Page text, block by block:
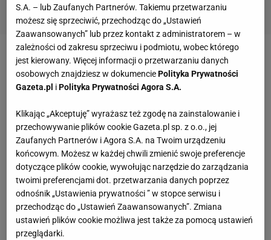
Zobacz wideoDaria Abramowicz może zostać z Igą
Świątek do końca! "Bardzo jej ufa"
Gdańsk rzuca wyzwanie gigantom
Gdzie trafi osiem najlepszych tenisistek świata? Na
czele wyścigu jest amerykańskie Charlotte. Karolina
Północna ma wszystko: infrastrukturę, ogromny
rynek komercyjny i głód wielkiegotenisa. To tam
zawody chciał przenieść w pewnym momencie Ben
Navarro, ojciec Emmy, czołowej tenisistki świata, a
S.A. – lub Zaufanych Partnerów. Takiemu przetwarzaniu
możesz się sprzeciwić, przechodząc do „Ustawień
Zaawansowanych” lub przez kontakt z administratorem – w
zależności od zakresu sprzeciwu i podmiotu, wobec którego
jest kierowany. Więcej informacji o przetwarzaniu danych
osobowych znajdziesz w dokumenciePolityka Prywatności
Gazeta.pl iPolityka Prywatności Agora S.A.
Klikając „Akceptuję” wyrażasz też zgodę na zainstalowanie i
przechowywanie plików cookie Gazeta.pl sp. z o.o., jej
Zaufanych Partnerów i Agora S.A. na Twoim urządzeniu
końcowym. Możesz w każdej chwili zmienić swoje preferencje
dotyczące plików cookie, wywołując narzędzie do zarządzania
twoimi preferencjami dot. przetwarzania danych poprzez
odnośnik „Ustawienia prywatności ” w stopce serwisu i
przechodząc do „Ustawień Zaawansowanych”. Zmiana
ustawień plików cookie możliwa jest także za pomocą ustawień
przeglądarki.